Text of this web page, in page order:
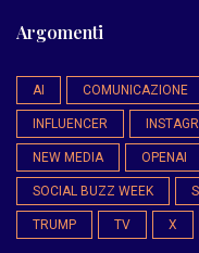
Argomenti
AI COMUNICAZIONE
INFLUENCER
NEW MEDIA OPENAI
SOCIAL BUZZ WEEK
TRUMP TV X